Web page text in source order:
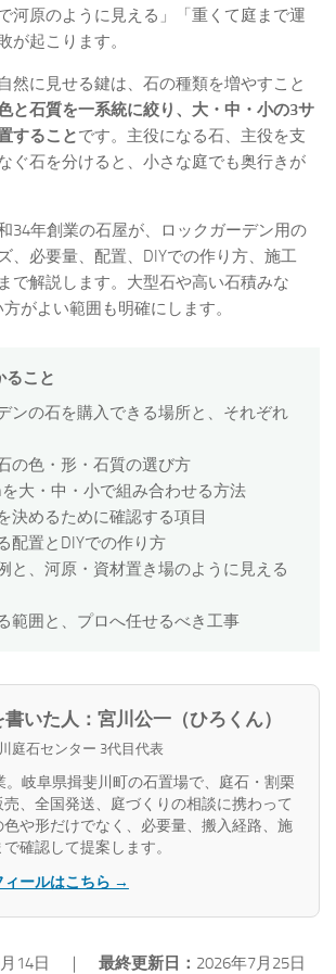
河原のように見える」「重くて庭まで運
が起こります。
然に見せる鍵は、石の種類を増やすこと
と石質を一系統に絞り、大・中・小の3サ
することです。主役になる石、主役を支
ぐ石を分けると、小さな庭でも奥行きが
34年創業の石屋が、ロックガーデン用の
、必要量、配置、DIYでの作り方、施工
で解説します。大型石や高い石積みな
がよい範囲も明確にします。
ること
ンの石を購入できる場所と、それぞれ
の色・形・石質の選び方
大・中・小で組み合わせる方法
決めるために確認する項目
配置とDIYでの作り方
と、河原・資材置き場のように見える
範囲と、プロへ任せるべき工事
いた人：宮川公一（ひろくん）
庭石センター 3代目代表
。岐阜県揖斐川町の石置場で、庭石・割栗
、全国発送、庭づくりの相談に携わって
色や形だけでなく、必要量、搬入経路、施
確認して提案します。
ィールはこちら →
月14日 ｜ 最終更新日： 2026年7月25日